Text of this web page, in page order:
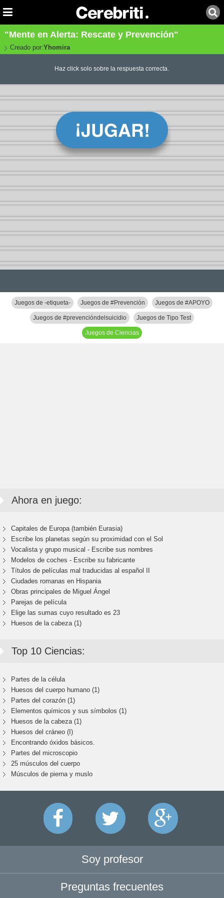
"Mente en Alerta: Rescate y Prevención"
Creado por:Yhomira
Haz click solo sobre la respuesta correcta.
Juegos de -etiqueta- Juegos de #Prevención Juegos de #APOYO
Juegos de #prevencióndelsuicidio Juegos de Tipo Test
Juegos de Ciencias
Ahora en juego:
Capitales de Europa (también Eurasia)
Escribe los planetas según su proximidad con el Sol
Vocalista y grupo musical - Escribe sus nombres
Modelos de coches - Escribe su fabricante
Títulos de películas mal traducidas al español II
Ciudades romanas en Hispania
Obras principales de Miguel Ángel
Parejas de película
Elige las sumas cuyo resultado es 23
Huesos de la cabeza (1)
Top 10 Ciencias:
Partes de la célula
Huesos del cuerpo humano (1)
Partes del corazón (1)
Elementos químicos y sus símbolos (1)
Huesos de la cabeza (1)
Huesos del cráneo (I)
Encontrando óxidos básicos.
Partes del microscopio
25 músculos del cuerpo
Músculos de pierna y muslo
Soy profesor
Preguntas frecuentes